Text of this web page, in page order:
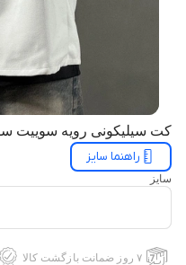
کت سیلیکونی رویه سوییت
راهنما سایز
سایز
۷ روز ضمانت بازگشت کالا